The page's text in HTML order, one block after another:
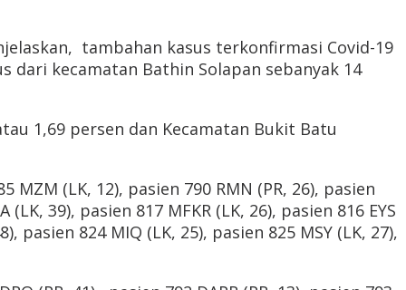
tambahan kasus terkonfirmasi Covid-19
dari kecamatan Bathin Solapan sebanyak 14
1,69 persen dan Kecamatan Bukit Batu
(LK, 12), pasien 790 RMN (PR, 26), pasien
39), pasien 817 MFKR (LK, 26), pasien 816 EYS
pasien 824 MIQ (LK, 25), pasien 825 MSY (LK, 27),